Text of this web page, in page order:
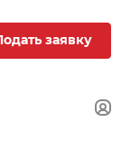
заявку